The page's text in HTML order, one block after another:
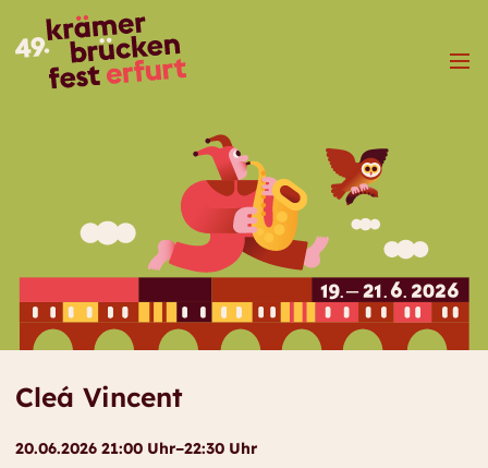
Menü
Cleá Vincent
20.06.2026 21:00 Uhr–22:30 Uhr